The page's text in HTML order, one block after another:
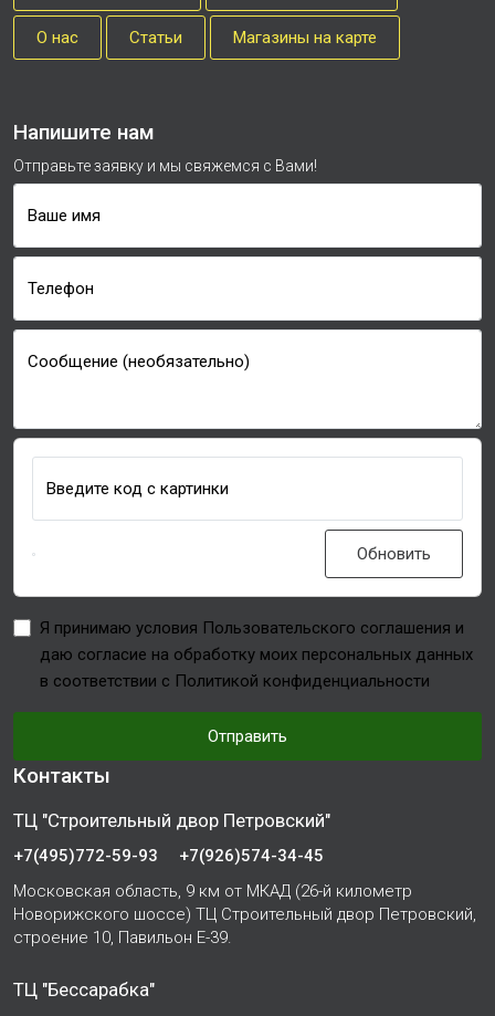
О нас Cтатьи Магазины на карте
Напишите нам
Отправьте заявку и мы свяжемся с Вами!
Ваше имя
Телефон
Сообщение (необязательно)
Введите код с картинки
Обновить
Я принимаю условия Пользовательского соглашения и
даю согласие на обработку моих персональных данных
в соответствии с Политикой конфиденциальности
Отправить
Контакты
ТЦ "Строительный двор Петровский"
+7(495)772-59-93
+7(926)574-34-45
Московская область, 9 км от МКАД (26-й километр
Новорижского шоссе) ТЦ Строительный двор Петровский,
строение 10, Павильон Е-39.
ТЦ "Бессарабка"